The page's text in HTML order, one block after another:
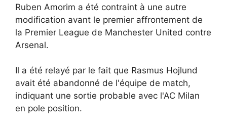
Ruben Amorim a été contraint à une autre
modification avant le premier affrontement de
la Premier League de Manchester United contre
Arsenal.
Il a été relayé par le fait que Rasmus Hojlund
avait été abandonné de l'équipe de match,
indiquant une sortie probable avec l'AC Milan
en pole position.